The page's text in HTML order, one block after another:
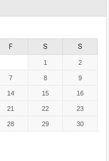
F S S
1 2
7 8 9
14 15 16
21 22 23
28 29 30